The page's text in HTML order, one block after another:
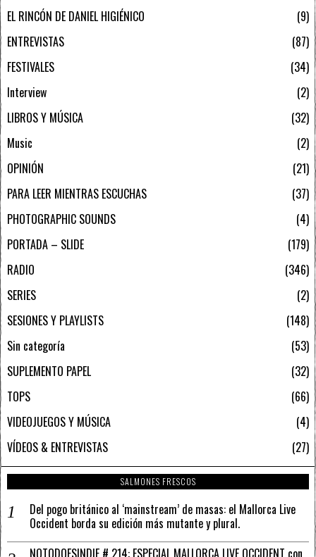
EL RINCÓN DE DANIEL HIGIÉNICO
9
ENTREVISTAS
87
FESTIVALES
34
Interview
2
LIBROS Y MÚSICA
32
Music
2
OPINIÓN
21
PARA LEER MIENTRAS ESCUCHAS
37
PHOTOGRAPHIC SOUNDS
4
PORTADA – SLIDE
179
RADIO
346
SERIES
2
SESIONES Y PLAYLISTS
148
Sin categoría
53
SUPLEMENTO PAPEL
32
TOPS
66
VIDEOJUEGOS Y MÚSICA
4
VÍDEOS & ENTREVISTAS
27
SALMONES FRESCOS
Del pogo británico al ‘mainstream’ de masas: el Mallorca Live
Occident borda su edición más mutante y plural.
NOTODOESINDIE # 214: ESPECIAL MALLORCA LIVE OCCIDENT con